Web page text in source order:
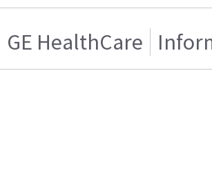
GE HealthCare